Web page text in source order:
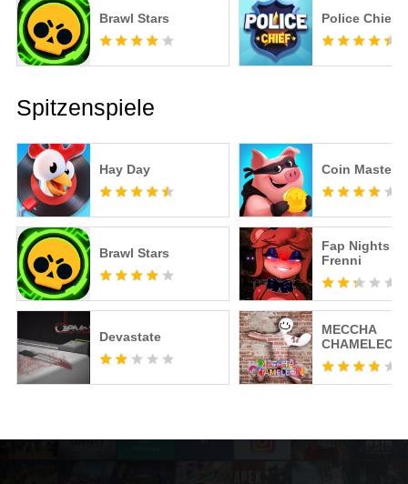
Brawl Stars Police Chief
Spitzenspiele
Hay Day
Brawl Stars
Devastate
Coin Master
Fap Nights at
Frenni
MECCHA
CHAMELEON